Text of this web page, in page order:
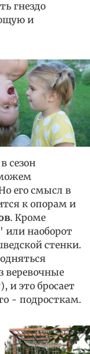
гнездо
и
сезон
его смысл в
к опорам и
. Кроме
или наоборот
стенки.
веревочные
и это бросает
- подросткам.